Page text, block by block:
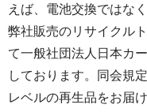
えば、電池交換ではな
弊社販売のリサイクル
て一般社団法人日本カ
しております。同会規
レベルの再生品をお届